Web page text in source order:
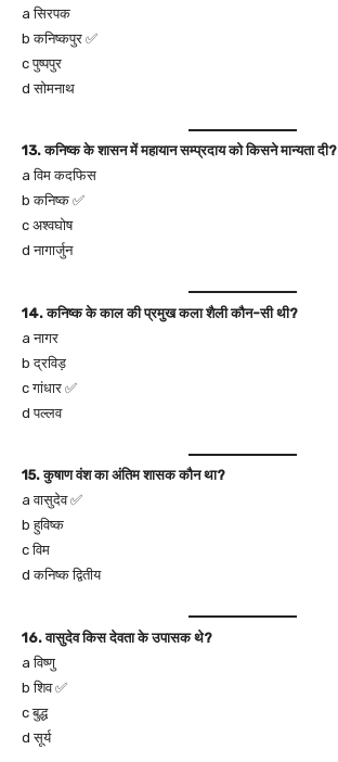
a सिरपक
b कनिष्कपुर ✅
c पुष्पपुर
d सोमनाथ
13. कनिष्क के शासन में महायान सम्प्रदाय को किसने मान्यता दी?
a विम कदफिस
b कनिष्क ✅
c अश्वघोष
d नागार्जुन
14. कनिष्क के काल की प्रमुख कला शैली कौन-सी थी?
a नागर
b द्रविड़
c गांधार ✅
d पल्लव
15. कुषाण वंश का अंतिम शासक कौन था?
a वासुदेव ✅
b हुविष्क
c विम
d कनिष्क द्वितीय
16. वासुदेव किस देवता के उपासक थे?
a विष्णु
b शिव ✅
c बुद्ध
d सूर्य